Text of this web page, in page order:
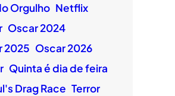
Orgulho Netflix
Oscar 2024
2025 Oscar 2026
Quinta é dia de feira
Drag Race Terror